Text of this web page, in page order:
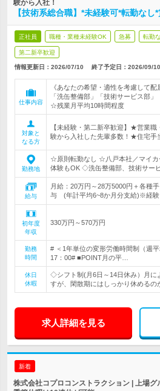
験から入社！
【技術系総合職】*未経験可*転勤な
正社員 職種・業種未経験OK 急募 転勤
第二新卒歓迎
情報更新日：2026/07/10 終了予定日： 2026/09/10
仕事内容
《あなたの希望・適性を考慮して
「洗缶整備部」「技術サービス部」
☆残業月平均10時間程度
対象と
なる方
【未経験・第二新卒歓迎】★営業
験から入社した先輩多数！★住宅手
勤務地
☆原則転勤なし ☆八戸本社／マイ
体験もOK ◇洗缶整備部、技術サー
給与
月給：20万円～28万5000円＋各種
与 (年計平均6~8か月分支給)※経験
初年度
年収
330万円～570万円
勤務
時間
# ＜1年単位の変形労働時間制（週
17：00# ■POINT月の平…
休日
休暇
◇シフト制(月6日～14日休み）月に
すが、閑散期にはしっかり休めるの
求人詳細を見る
新着
株式会社コプロコンストラクション | 上場グ